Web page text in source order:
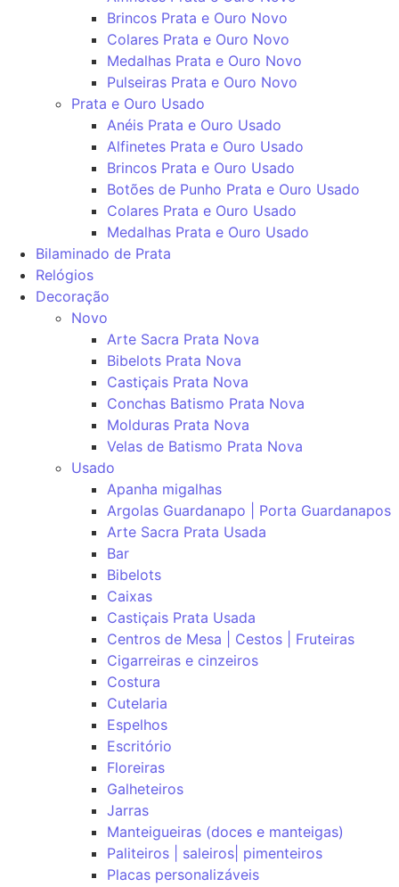
Brincos Prata e Ouro Novo
Colares Prata e Ouro Novo
Medalhas Prata e Ouro Novo
Pulseiras Prata e Ouro Novo
Prata e Ouro Usado
Anéis Prata e Ouro Usado
Alfinetes Prata e Ouro Usado
Brincos Prata e Ouro Usado
Botões de Punho Prata e Ouro Usado
Colares Prata e Ouro Usado
Medalhas Prata e Ouro Usado
Bilaminado de Prata
Relógios
Decoração
Novo
Arte Sacra Prata Nova
Bibelots Prata Nova
Castiçais Prata Nova
Conchas Batismo Prata Nova
Molduras Prata Nova
Velas de Batismo Prata Nova
Usado
Apanha migalhas
Argolas Guardanapo | Porta Guardanapos
Arte Sacra Prata Usada
Bar
Bibelots
Caixas
Castiçais Prata Usada
Centros de Mesa | Cestos | Fruteiras
Cigarreiras e cinzeiros
Costura
Cutelaria
Espelhos
Escritório
Floreiras
Galheteiros
Jarras
Manteigueiras (doces e manteigas)
Paliteiros | saleiros| pimenteiros
Placas personalizáveis